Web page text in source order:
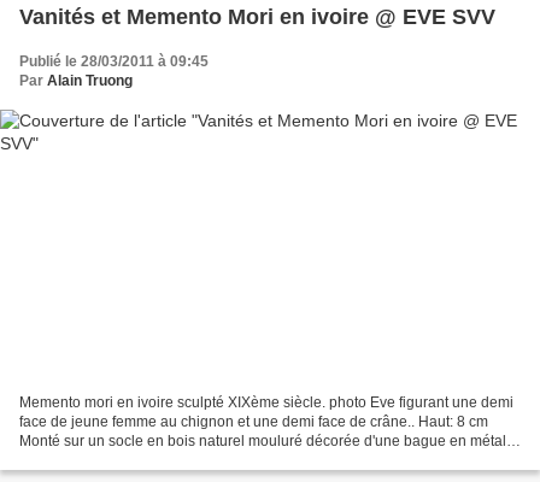
Vanités et Memento Mori en ivoire @ EVE SVV
Publié le 28/03/2011 à 09:45
Par Alain Truong
Memento mori en ivoire sculpté XIXème siècle. photo Eve figurant une demi
face de jeune femme au chignon et une demi face de crâne.. Haut: 8 cm
Monté sur un socle en bois naturel mouluré décorée d'une bague en métal